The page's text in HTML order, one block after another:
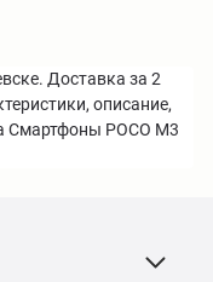
Доставка за 2
описание,
Смартфоны POCO M3